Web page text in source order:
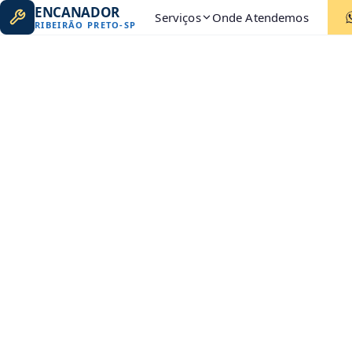
ENCANADOR
RIBEIRÃO PRETO-SP Serviços Onde Atendemos